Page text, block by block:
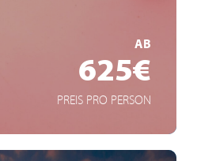
AB
625€
PREIS PRO PERSON